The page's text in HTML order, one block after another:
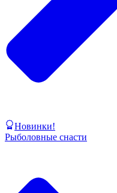
Новинки!
Рыболовные снасти